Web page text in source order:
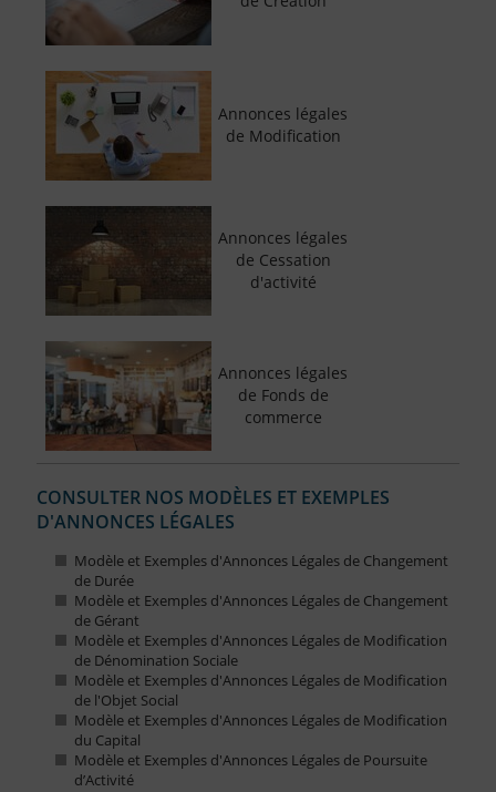
Annonces légales
de Modification
Annonces légales
de Cessation
d'activité
Annonces légales
de Fonds de
commerce
CONSULTER NOS MODÈLES ET EXEMPLES
D'ANNONCES LÉGALES
Modèle et Exemples d'Annonces Légales de Changement
de Durée
Modèle et Exemples d'Annonces Légales de Changement
de Gérant
Modèle et Exemples d'Annonces Légales de Modification
de Dénomination Sociale
Modèle et Exemples d'Annonces Légales de Modification
de l'Objet Social
Modèle et Exemples d'Annonces Légales de Modification
du Capital
Modèle et Exemples d'Annonces Légales de Poursuite
d’Activité